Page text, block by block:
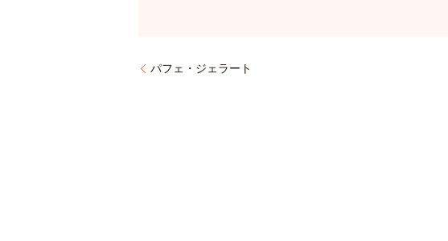
パフェ・ジェラート